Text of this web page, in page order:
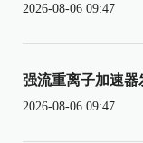
2026-08-06 09:47
强流重离子加速器
2026-08-06 09:47